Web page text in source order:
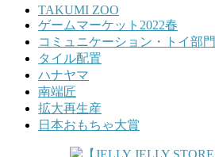
TAKUMI ZOO
ゲームマーケット2022春
コミュニケーション・トイ部門
タイル配置
ハナヤマ
南端匠
拡大再生産
日本おもちゃ大賞